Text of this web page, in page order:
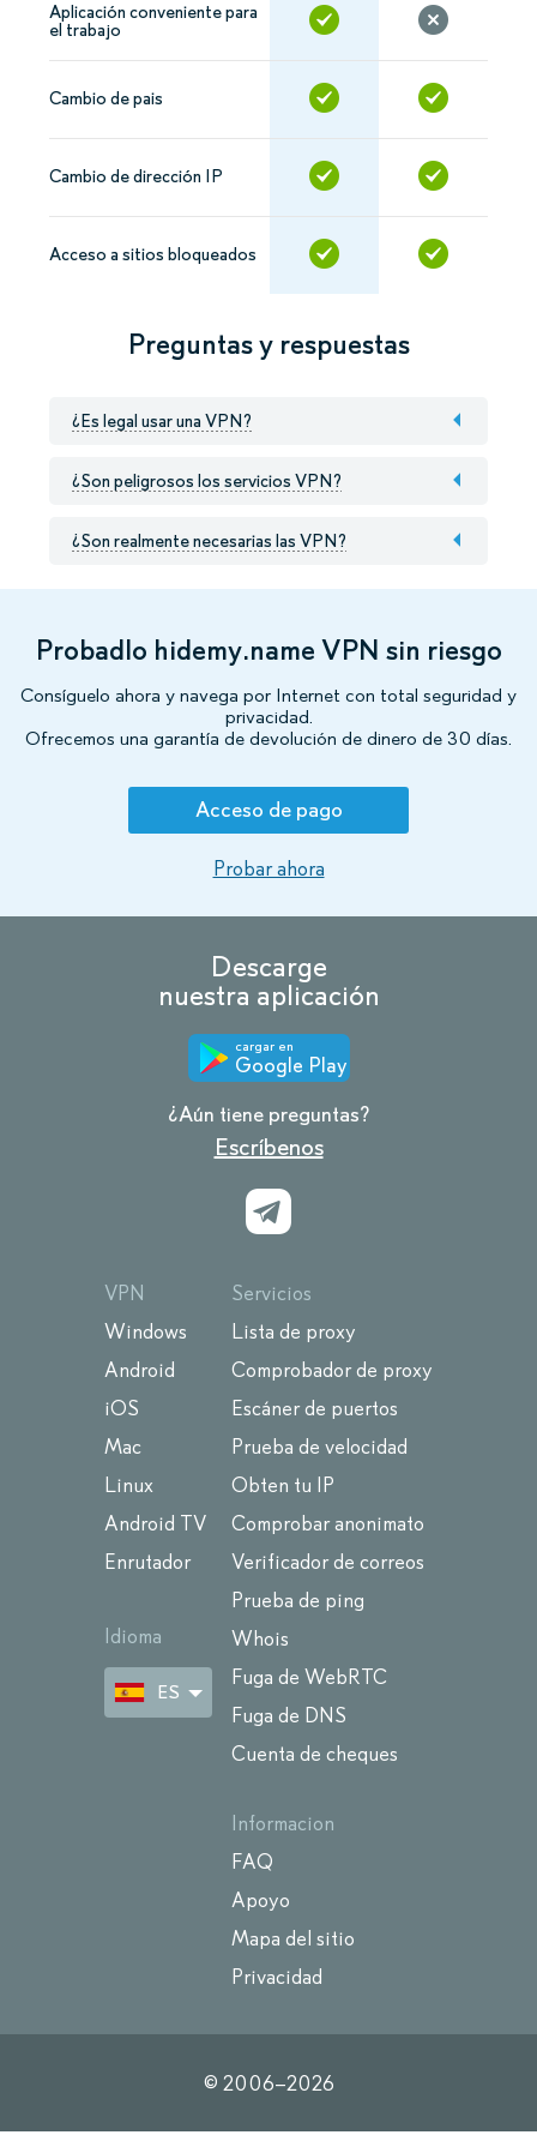
Aplicación conveniente para
el trabajo
Cambio de pais
Cambio de dirección IP
Acceso a sitios bloqueados
Preguntas y respuestas
¿Es legal usar una VPN?
¿Son peligrosos los servicios VPN?
¿Son realmente necesarias las VPN?
Probadlo hidemy.name VPN sin riesgo
Consíguelo ahora y navega por Internet con total seguridad y
privacidad.
Ofrecemos una garantía de devolución de dinero de 30 días.
Acceso de pago
Probar ahora
Descarge
nuestra aplicación
cargar en
Google Play
¿Aún tiene preguntas?
Escríbenos
VPN
Windows
Android
iOS
Mac
Linux
Android TV
Enrutador
Idioma
ES
Servicios
Lista de proxy
Comprobador de proxy
Escáner de puertos
Prueba de velocidad
Obten tu IP
Comprobar anonimato
Verificador de correos
Prueba de ping
Whois
Fuga de WebRTC
Fuga de DNS
Cuenta de cheques
Informacion
FAQ
Apoyo
Mapa del sitio
Privacidad
© 2006–2026